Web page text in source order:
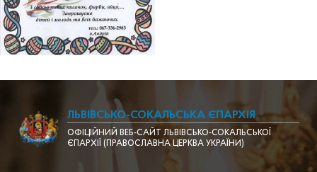
ЛЬВІВСЬКО-СОКАЛЬСЬКА ЄПАРХІЯ
ОФІЦІЙНИЙ ВЕБ-САЙТ ЛЬВІВСЬКО-СОКАЛЬСЬКОЇ
ЄПАРХІЇ (ПРАВОСЛАВНА ЦЕРКВА УКРАЇНИ)